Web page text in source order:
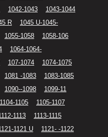
1042-1043
1043-1044
R
1045 U-1045-
1055-1058
1058-106
1064-1064-
107-1074
1074-1075
1081 -1083
1083-1085
1090--1098
1099-11
1104-1105
1105-1107
1113
1113-1115
1121 U
1121- -1122